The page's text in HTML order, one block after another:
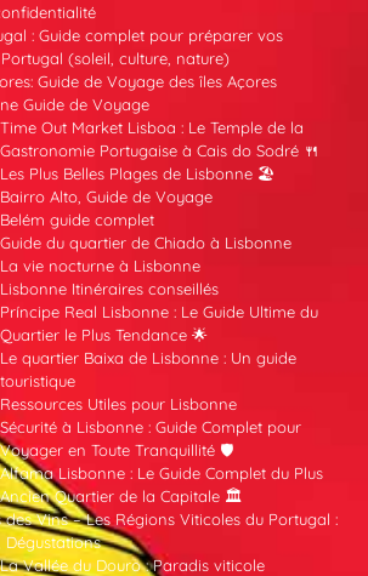
: Guide complet pour préparer vos
(soleil, culture, nature)
Guide de Voyage des îles Açores
Guide de Voyage
Time Out Market Lisboa : Le Temple de la
Gastronomie Portugaise à Cais do Sodré 🍴
Les Plus Belles Plages de Lisbonne 🏖️
Bairro Alto, Guide de Voyage
Belém guide complet
Guide du quartier de Chiado à Lisbonne
La vie nocturne à Lisbonne
Lisbonne Itinéraires conseillés
Príncipe Real Lisbonne : Le Guide Ultime du
Quartier le Plus Tendance 🌟
Le quartier Baixa de Lisbonne : Un guide
touristique
Ressources Utiles pour Lisbonne
Sécurité à Lisbonne : Guide Complet pour
Voyager en Toute Tranquillité 🛡️
Alfama Lisbonne : Le Guide Complet du Plus
Ancien Quartier de la Capitale 🏛️
des Vins – Les Régions Viticoles du Portugal :
Dégustations
La Vallée du Douro : Paradis viticole